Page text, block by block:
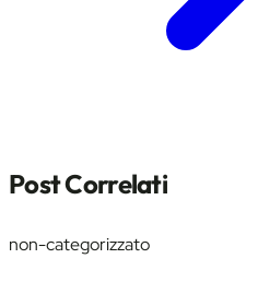
Post Correlati
non-categorizzato